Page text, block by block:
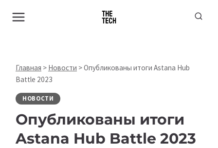
Главная > Новости >Опубликованы итоги Astana Hub
Battle 2023
НОВОСТИ
Опубликованы итоги
Astana Hub Battle 2023